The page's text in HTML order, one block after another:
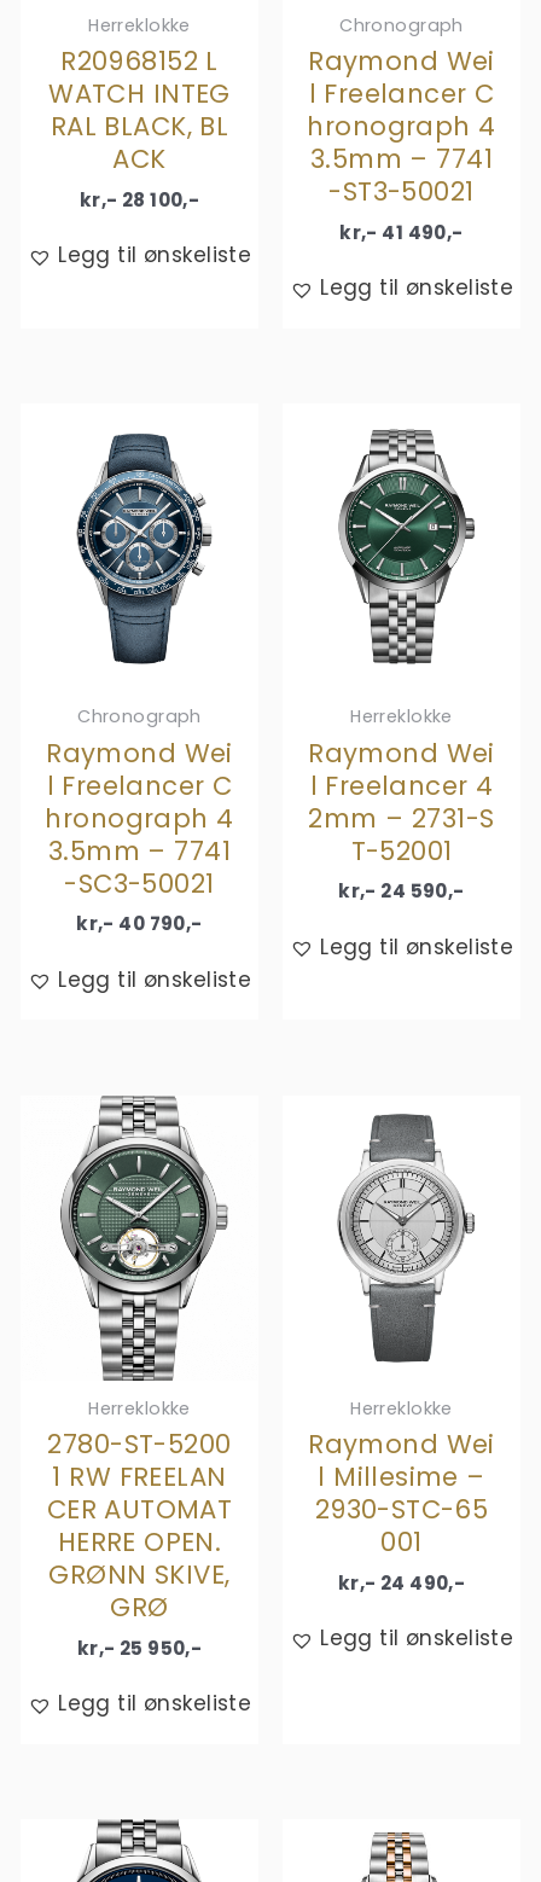
Herreklokke
R20968152 L
WATCH INTEG
RAL BLACK, BL
ACK
kr,- 28 100,-
Legg til ønskeliste
Chronograph
Raymond Wei
l Freelancer C
hronograph 4
3.5mm – 7741
-ST3-50021
kr,- 41 490,-
Legg til ønskeliste
Chronograph
Raymond Wei
l Freelancer C
hronograph 4
3.5mm – 7741
-SC3-50021
kr,- 40 790,-
Legg til ønskeliste
Herreklokke
Raymond Wei
l Freelancer 4
2mm – 2731-S
T-52001
kr,- 24 590,-
Legg til ønskeliste
Herreklokke
2780-ST-5200
1 RW FREELAN
CER AUTOMAT
HERRE OPEN.
GRØNN SKIVE,
GRØ
kr,- 25 950,-
Legg til ønskeliste
Herreklokke
Raymond Wei
l Millesime –
2930-STC-65
001
kr,- 24 490,-
Legg til ønskeliste